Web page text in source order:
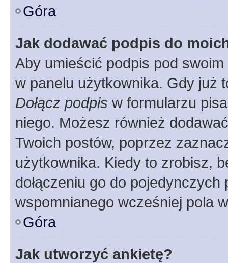
Góra
Jak dodawać podpis do
Aby umieścić podpis pod
w panelu użytkownika. Gdy już
Dołącz podpis w formularzu
niego. Możesz również
Twoich postów, poprzez
użytkownika. Kiedy to zrobisz,
dołączeniu go do
wspomnianego wcześniej pola
Góra
Jak utworzyć ankietę?